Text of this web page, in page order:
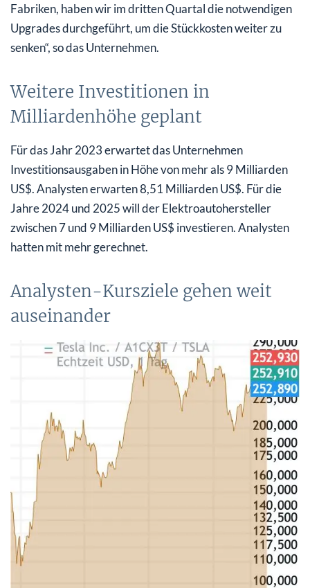
Fabriken, haben wir im dritten Quartal die notwendigen
Upgrades durchgeführt, um die Stückkosten weiter zu
senken“, so das Unternehmen.
Weitere Investitionen in
Milliardenhöhe geplant
Für das Jahr 2023 erwartet das Unternehmen
Investitionsausgaben in Höhe von mehr als 9 Milliarden
US$. Analysten erwarten 8,51 Milliarden US$. Für die
Jahre 2024 und 2025 will der Elektroautohersteller
zwischen 7 und 9 Milliarden US$ investieren. Analysten
hatten mit mehr gerechnet.
Analysten-Kursziele gehen weit
auseinander